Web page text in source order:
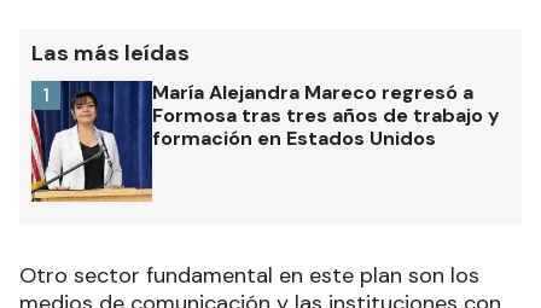
Las más leídas
María Alejandra Mareco regresó a
Formosa tras tres años de trabajo y
formación en Estados Unidos
1
Otro sector fundamental en este plan son los